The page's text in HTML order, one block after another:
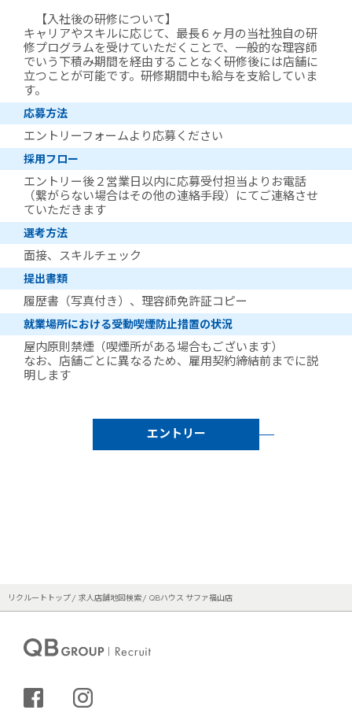
【入社後の研修について】
キャリアやスキルに応じて、最長６ヶ月の当社独自の研
修プログラムを受けていただくことで、一般的な理容師
でいう下積み期間を経由することなく研修後には店舗に
立つことが可能です。研修期間中も給与を支給していま
す。
応募方法
エントリーフォームより応募ください
採用フロー
エントリー後２営業日以内に応募受付担当よりお電話
（繋がらない場合はその他の連絡手段）にてご連絡させ
ていただきます
選考方法
面接、スキルチェック
提出書類
履歴書（写真付き）、理容師免許証コピー
就業場所における受動喫煙防止措置の状況
屋内原則禁煙（喫煙所がある場合もございます）
なお、店舗ごとに異なるため、雇用契約締結前までに説
明します
エントリー
リクルートトップ 求人店舗地図検索 QBハウス サファ福山店
シェアする